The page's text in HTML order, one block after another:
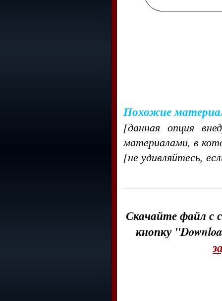
Похожие
[данная опция
материалами, в
[не удивляйтесь,
Скачайте файл с
кнопку